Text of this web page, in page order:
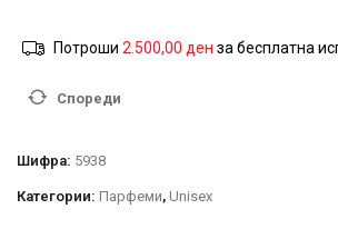
Потроши 2.500,00 ден за бесплатна
Спореди
Шифра: 5938
Категории: Парфеми, Unisex